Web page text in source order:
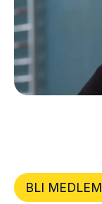
BLI MEDLEM